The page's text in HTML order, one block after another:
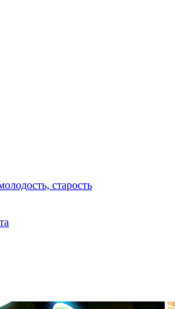
старость